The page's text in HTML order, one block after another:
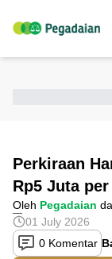
Perkiraan
Rp5 Juta
Oleh Pegadaian
01 July 2026
0 Komentar